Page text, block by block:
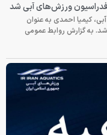
ورزش‌های آبی شد
کیمیا احمدی به عنوان
به گزارش روابط عمومی